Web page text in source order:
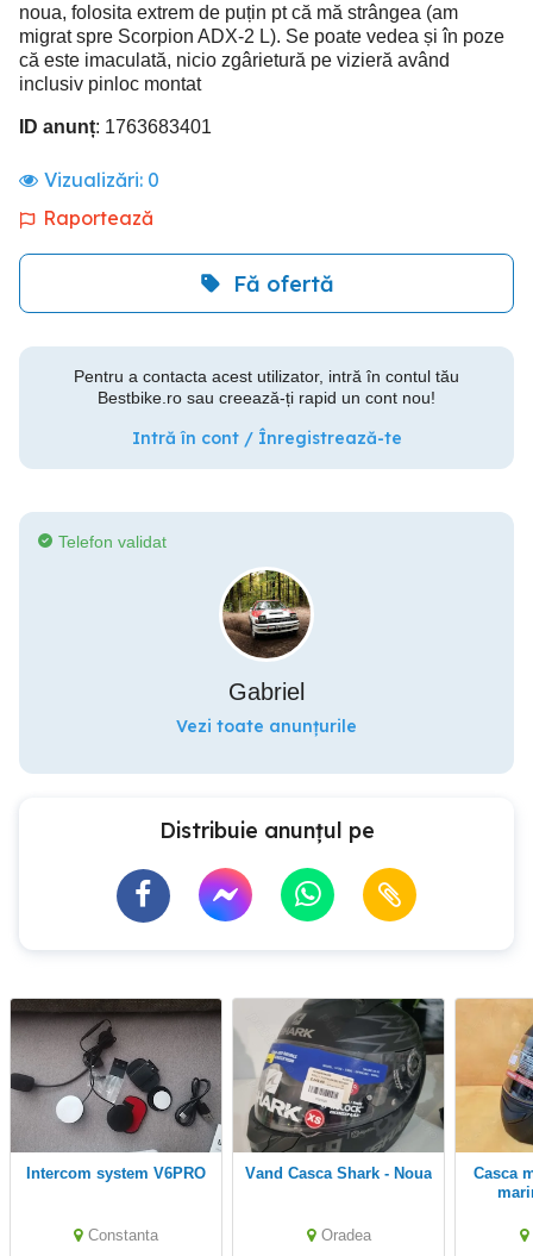
noua, folosita extrem de puțin pt că mă strângea (am
migrat spre Scorpion ADX-2 L). Se poate vedea și în poze
că este imaculată, nicio zgârietură pe vizieră având
inclusiv pinloc montat
ID anunț: 1763683401
Vizualizări: 0
Raportează
Fă ofertă
Pentru a contacta acest utilizator, intră în contul tău
Bestbike.ro sau creează-ți rapid un cont nou!
Intră în cont / Înregistrează-te
Telefon validat
Gabriel
Vezi toate anunțurile
Distribuie anunțul pe
Intercom system V6PRO
Constanta
Vand Casca Shark - Noua
Oradea
Casca moto, atv, scuter,